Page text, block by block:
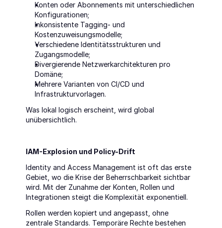
Konten oder Abonnements mit unterschiedlichen
Konfigurationen;
Inkonsistente Tagging- und
Kostenzuweisungsmodelle;
Verschiedene Identitätsstrukturen und
Zugangsmodelle;
Divergierende Netzwerkarchitekturen pro
Domäne;
Mehrere Varianten von CI/CD und
Infrastrukturvorlagen.
Was lokal logisch erscheint, wird global
unübersichtlich.
IAM-Explosion und Policy-Drift
Identity and Access Management ist oft das erste
Gebiet, wo die Krise der Beherrschbarkeit sichtbar
wird. Mit der Zunahme der Konten, Rollen und
Integrationen steigt die Komplexität exponentiell.
Rollen werden kopiert und angepasst, ohne
zentrale Standards. Temporäre Rechte bestehen